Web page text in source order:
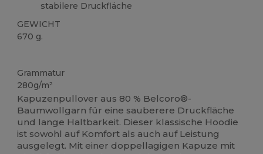
stabilere Druckfläche
GEWICHT
670 g.
Grammatur
280g/m²
Kapuzenpullover aus 80 % Belcoro®-
Baumwollgarn für eine sauberere Druckfläche
und lange Haltbarkeit. Dieser klassische Hoodie
ist sowohl auf Komfort als auch auf Leistung
ausgelegt. Mit einer doppellagigen Kapuze mit